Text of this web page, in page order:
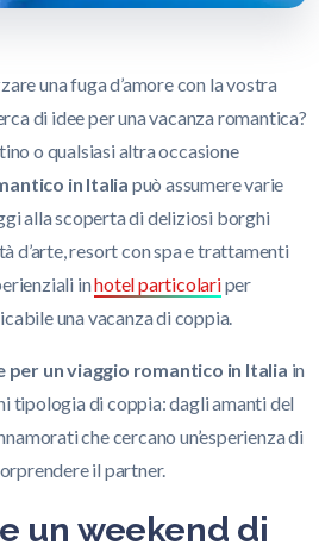
una fuga d’amore con la vostra
di idee per una vacanza romantica?
o qualsiasi altra occasione
in Italia può assumere varie
alla scoperta di deliziosi borghi
d’arte, resort con spa e trattamenti
inhotel particolariper
una vacanza di coppia.
per un viaggio romantico in Italia in
tipologia di coppia: dagli amanti del
che cercano un’esperienza di
il partner.
un weekend di